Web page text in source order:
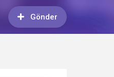
Gönder